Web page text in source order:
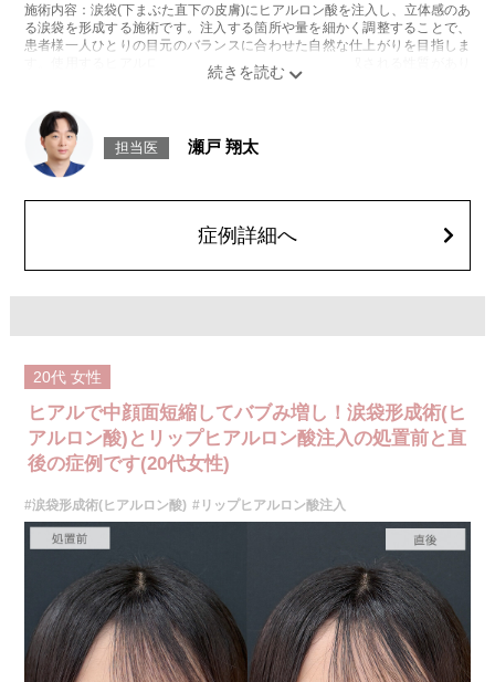
施術内容：涙袋(下まぶた直下の皮膚)にヒアルロン酸を注入し、立体感のあ
る涙袋を形成する施術です。注入する箇所や量を細かく調整することで、
患者様一人ひとりの目元のバランスに合わせた自然な仕上がりを目指しま
す。使用するヒアルロン酸は、時間とともに体内に吸収される性質があり
ます。持続期間は製剤の種類や体質、代謝などにより個人差があります。
リスク、副作用：腫れ、赤み、内出血、痛み、突っ張り感などが生じるこ
とがございます。また、稀にアレルギー、細菌感染症、血管閉塞などが生
じることがございます。注入箇所を強く刺激するようなマッサージは1〜2
週間ほどお控えください。
レスチレン 76,800円(税込)
レスチレンリフト※横浜院限定 98,800円(税込)
ジュビダームビスタ ボルベラ XC 131,800円(税込)
オプション：表面麻酔 3,300円(税込) 笑気麻酔 3,300円(税込)
ルムを整える施術です。上唇と下唇のバランスを調整したり、口角の印象
を改善したりすることも可能で、ナチュラルな仕上がりを重視しながらデ
ザインしていきます。
施術時間：注入箇所数により異なりますが、10分程度です。
リスク、副作用：施術後に腫れ、赤み、内出血、痛み、突っ張り感などが
生じることがありますが、通常は一時的なもので数日〜1週間程度で軽快し
ていきます。まれに、ヒアルロン酸に対するアレルギー反応や、細菌感
2週間は、注入部位を強く押したりマッサージしたりすることはお控えくだ
さい。
費用：
レスチレン 46,100円〜76,800円(税込)
レスチレンリフト※横浜院限定 59,300円～98,800円(税込)
ジュビダームビスタボルベラXC 79,100円〜131,800円(税込)
グロス注射 21,800円(税込)
オプション：表面麻酔 3,300円(税込) 笑気麻酔 3,300円(税込)
担当医 瀬戸 翔太
症例詳細へ
20代 女性
ヒアルで中顔面短縮してバブみ増し！涙袋形成術(ヒ
アルロン酸)とリップヒアルロン酸注入の処置前と直
後の症例です(20代女性)
#涙袋形成術(ヒアルロン酸) #リップヒアルロン酸注入